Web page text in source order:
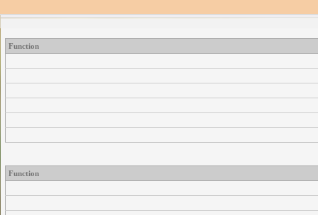
Function
Function